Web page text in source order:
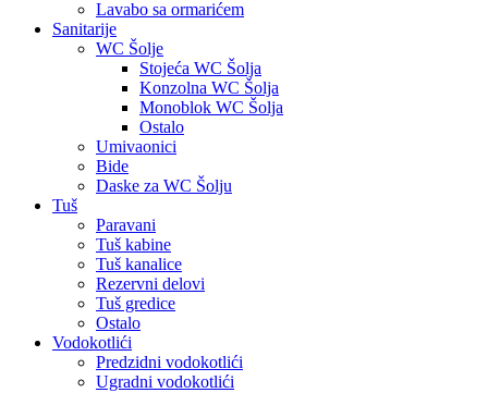
Lavabo sa ormarićem
Sanitarije
WC Šolje
Stojeća WC Šolja
Konzolna WC Šolja
Monoblok WC Šolja
Ostalo
Umivaonici
Bide
Daske za WC Šolju
Tuš
Paravani
Tuš kabine
Tuš kanalice
Rezervni delovi
Tuš gredice
Ostalo
Vodokotlići
Predzidni vodokotlići
Ugradni vodokotlići